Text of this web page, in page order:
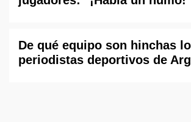
De qué equipo son hinchas
periodistas deportivos de